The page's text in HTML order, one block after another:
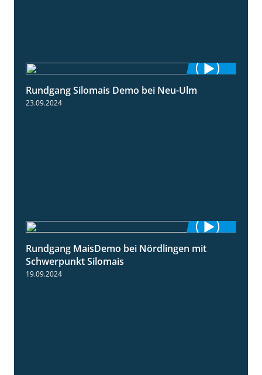
Rundgang Silomais Demo bei Neu-Ulm
23.09.2024
10:51
Rundgang MaisDemo bei Nördlingen mit
Schwerpunkt Silomais
19.09.2024